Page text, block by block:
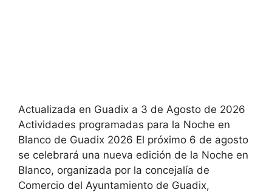
Actualizada en Guadix a 3 de Agosto de 2026
Actividades programadas para la Noche en
Blanco de Guadix 2026 El próximo 6 de agosto
se celebrará una nueva edición de la Noche en
Blanco, organizada por la concejalía de
Comercio del Ayuntamiento de Guadix,